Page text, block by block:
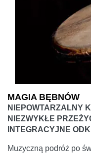
MAGIA BĘBNÓW
NIEPOWTARZALNY
NIEZWYKŁE
INTEGRACYJNE
Muzyczną podróż po